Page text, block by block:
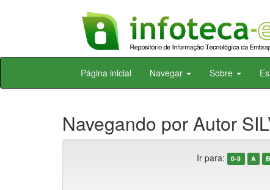
Skip
Página inicial Navegar Sobre
Navegando por Autor
Ir para: 0-9 A B